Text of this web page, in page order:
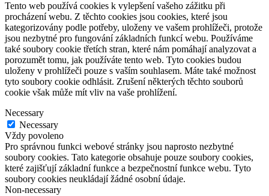
Tento web používá cookies k vylepšení vašeho zážitku při
procházení webu. Z těchto cookies jsou cookies, které jsou
kategorizovány podle potřeby, uloženy ve vašem prohlížeči, protože
jsou nezbytné pro fungování základních funkcí webu. Používáme
také soubory cookie třetích stran, které nám pomáhají analyzovat a
porozumět tomu, jak používáte tento web. Tyto cookies budou
uloženy v prohlížeči pouze s vaším souhlasem. Máte také možnost
tyto soubory cookie odhlásit. Zrušení některých těchto souborů
cookie však může mít vliv na vaše prohlížení.
Necessary
Necessary
Vždy povoleno
Pro správnou funkci webové stránky jsou naprosto nezbytné
soubory cookies. Tato kategorie obsahuje pouze soubory cookies,
které zajišťují základní funkce a bezpečnostní funkce webu. Tyto
soubory cookies neukládají žádné osobní údaje.
Non-necessary